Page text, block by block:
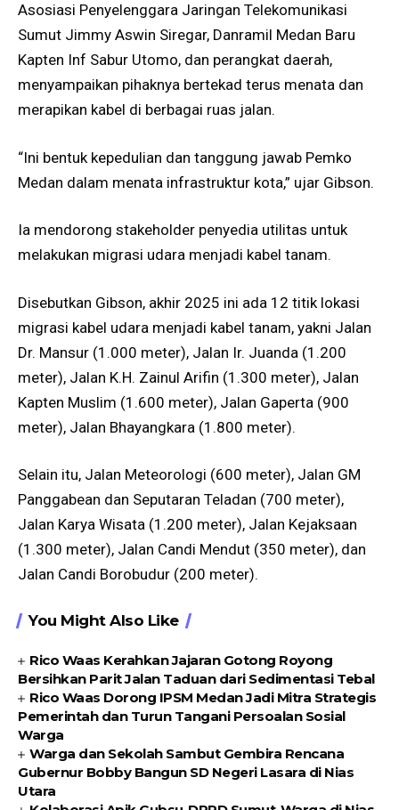
Asosiasi Penyelenggara Jaringan Telekomunikasi
Sumut Jimmy Aswin Siregar, Danramil Medan Baru
Kapten Inf Sabur Utomo, dan perangkat daerah,
menyampaikan pihaknya bertekad terus menata dan
merapikan kabel di berbagai ruas jalan.
“Ini bentuk kepedulian dan tanggung jawab Pemko
Medan dalam menata infrastruktur kota,” ujar Gibson.
Ia mendorong stakeholder penyedia utilitas untuk
melakukan migrasi udara menjadi kabel tanam.
Disebutkan Gibson, akhir 2025 ini ada 12 titik lokasi
migrasi kabel udara menjadi kabel tanam, yakni Jalan
Dr. Mansur (1.000 meter), Jalan Ir. Juanda (1.200
meter), Jalan K.H. Zainul Arifin (1.300 meter), Jalan
Kapten Muslim (1.600 meter), Jalan Gaperta (900
meter), Jalan Bhayangkara (1.800 meter).
Selain itu, Jalan Meteorologi (600 meter), Jalan GM
Panggabean dan Seputaran Teladan (700 meter),
Jalan Karya Wisata (1.200 meter), Jalan Kejaksaan
(1.300 meter), Jalan Candi Mendut (350 meter), dan
Jalan Candi Borobudur (200 meter).
You Might Also Like
Rico Waas Kerahkan Jajaran Gotong Royong
Bersihkan Parit Jalan Taduan dari Sedimentasi Tebal
Rico Waas Dorong IPSM Medan Jadi Mitra Strategis
Pemerintah dan Turun Tangani Persoalan Sosial
Warga
Warga dan Sekolah Sambut Gembira Rencana
Gubernur Bobby Bangun SD Negeri Lasara di Nias
Utara